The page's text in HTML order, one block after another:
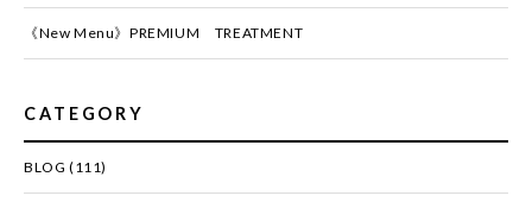
《New Menu》PREMIUM TREATMENT
CATEGORY
BLOG (111)